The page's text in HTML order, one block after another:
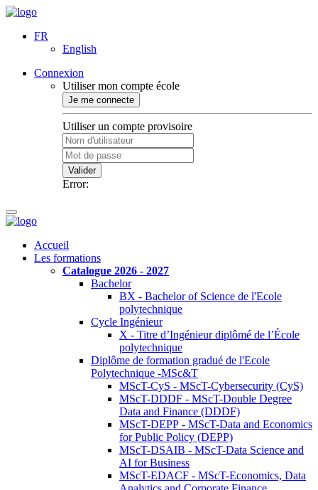
FR
English
Connexion
Utiliser mon compte école
Je me connecte
Utiliser un compte provisoire
Valider
Error:
Accueil
Les formations
Catalogue 2026 - 2027
Bachelor
BX - Bachelor of Science de l'Ecole
polytechnique
Cycle Ingénieur
X - Titre d’Ingénieur diplômé de l’École
polytechnique
Diplôme de formation gradué de l'Ecole
Polytechnique -MSc&T
MScT-CyS - MScT-Cybersecurity (CyS)
MScT-DDDF - MScT-Double Degree
Data and Finance (DDDF)
MScT-DEPP - MScT-Data and Economics
for Public Policy (DEPP)
MScT-DSAIB - MScT-Data Science and
AI for Business
MScT-EDACF - MScT-Economics, Data